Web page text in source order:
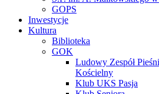
GOPS
Inwestycje
Kultura
Biblioteka
GOK
Ludowy Zespół
Kościelny
Klub UKS Pasja